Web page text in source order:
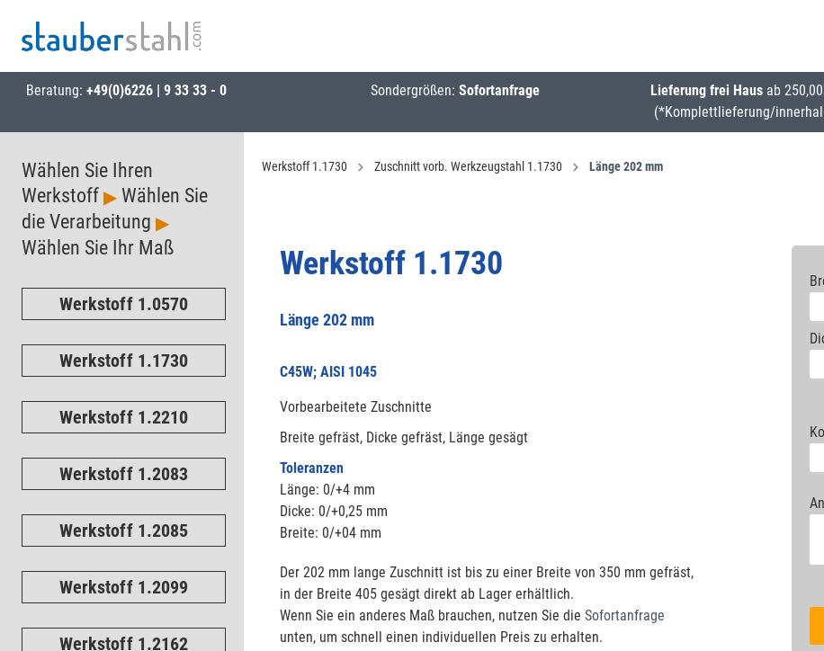
Beratung: +49(0)6226 | 9 33 33 - 0 Sondergrößen:Sofortanfrage Lieferung frei Haus ab
(*Komplettlieferung/
Wählen Sie Ihren
Werkstoff ▶ Wählen Sie
die Verarbeitung ▶
Wählen Sie Ihr Maß
Werkstoff 1.0570
Werkstoff 1.1730
Werkstoff 1.2210
Werkstoff 1.2083
Werkstoff 1.2085
Werkstoff 1.2099
Werkstoff 1.2162
Werkstoff 1.1730 Zuschnitt vorb. Werkzeugstahl 1.1730 Länge 202 mm
Werkstoff 1.1730
Länge 202 mm
C45W; AISI 1045
Vorbearbeitete Zuschnitte
Breite gefräst, Dicke gefräst, Länge gesägt
Toleranzen
Länge: 0/+4 mm
Dicke: 0/+0,25 mm
Breite: 0/+04 mm
Der 202 mm lange Zuschnitt ist bis zu einer Breite von 350 mm gefräst,
in der Breite 405 gesägt direkt ab Lager erhältlich.
Wenn Sie ein anderes Maß brauchen, nutzen Sie dieSofortanfrage
unten, um schnell einen individuellen Preis zu erhalten.